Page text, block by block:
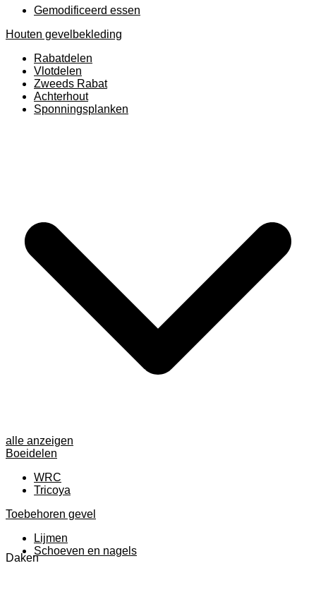
Gemodificeerd essen
Houten gevelbekleding
Rabatdelen
Vlotdelen
Zweeds Rabat
Achterhout
Sponningsplanken
alle anzeigen
Boeidelen
WRC
Tricoya
Toebehoren gevel
Lijmen
Schoeven en nagels
Daken